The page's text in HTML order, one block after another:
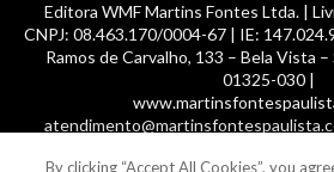
Editora WMF Martins Fontes Ltda. |
CNPJ: 08.463.170/0004-67 | IE:
Ramos de Carvalho, 133 – Bela Vista –
01325-030 |
By clicking “Accept All Cookies”, you